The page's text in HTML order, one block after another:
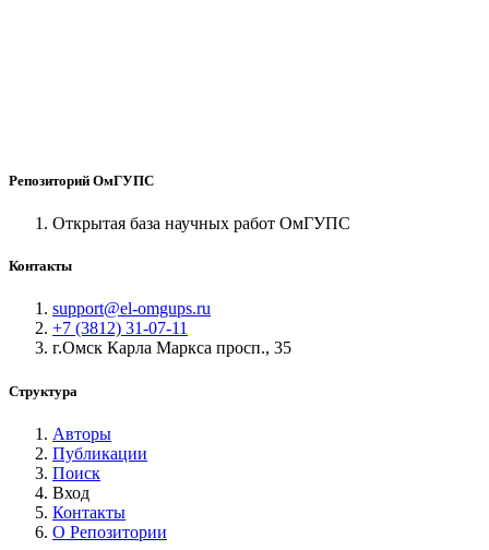
Репозиторий ОмГУПС
Открытая база научных работ ОмГУПС
Контакты
support@el-omgups.ru
+7 (3812) 31-07-11
г.Омск Карла Маркса просп., 35
Структура
Авторы
Публикации
Поиск
Вход
Контакты
О Репозитории